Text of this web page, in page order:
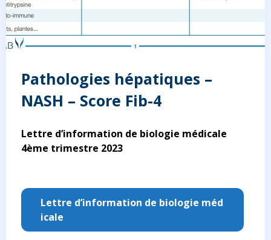
Pathologies hépatiques –
NASH – Score Fib-4
Lettre d’information de biologie médicale
4ème trimestre 2023
Lettre d’information de biologie méd
icale